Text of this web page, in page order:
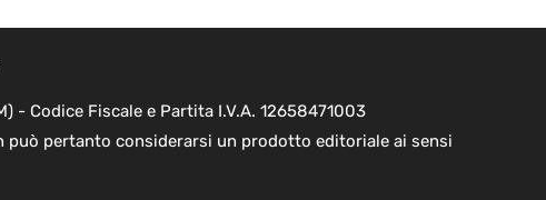
- Codice Fiscale e Partita I.V.A. 12658471003
pertanto considerarsi un prodotto editoriale ai sensi